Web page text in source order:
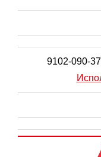
9102-090-